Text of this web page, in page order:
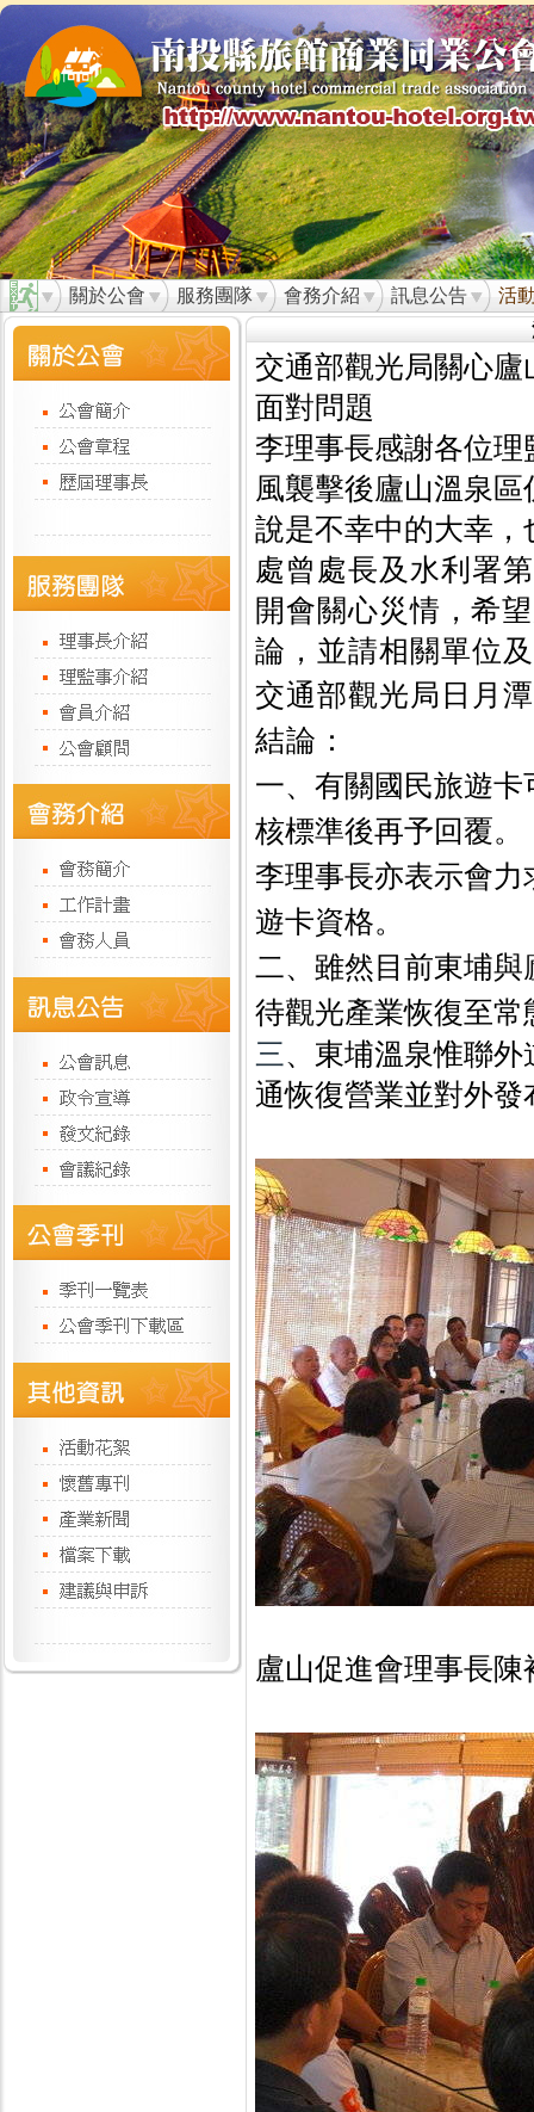
關於公會 服務團隊 會務介紹 訊息公告
活
交通部觀光局關心
面對問題
李理事長感謝各位
風襲擊後廬山溫泉
說是不幸中的大幸，
處曾處長及水利署
開會關心災情 ， 希
論，並請相關單位
交通部觀光局日月
結論：
一、有關國民旅遊
核標準後再予回覆。
李理事長亦表示會力
遊卡資格。
二、 雖然目前東埔
待觀光產業恢復至
三、東埔溫泉惟聯外
通恢復營業並對外
盧山促進會理事長